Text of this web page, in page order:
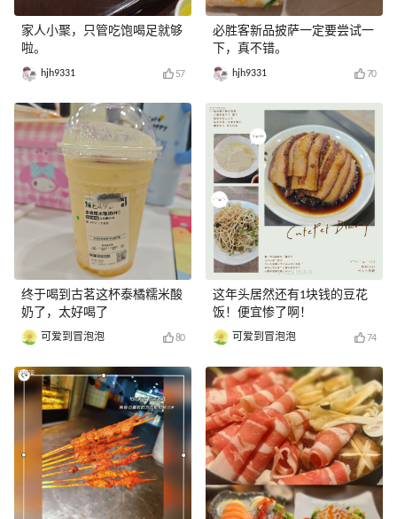
家人小聚，只管吃饱喝足就够
啦。
hjh9331 57
终于喝到古茗这杯泰橘糯米酸
奶了，太好喝了
可爱到冒泡泡 80
必胜客新品披萨一定要尝试一
下，真不错。
hjh9331 70
这年头居然还有1块钱的豆花
饭！便宜惨了啊！
可爱到冒泡泡 74